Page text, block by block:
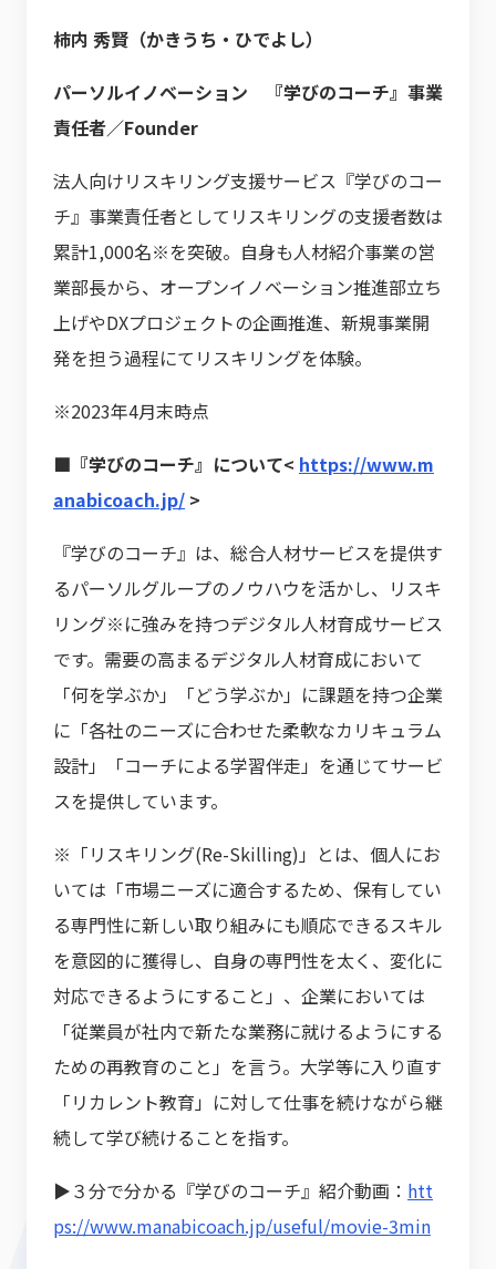
柿内 秀賢（かきうち・ひでよし）
パーソルイノベーション 『学びのコーチ』事業
責任者／Founder
法人向けリスキリング支援サービス『学びのコー
チ』事業責任者としてリスキリングの支援者数は
累計1,000名※を突破。自身も人材紹介事業の営
業部長から、オープンイノベーション推進部立ち
上げやDXプロジェクトの企画推進、新規事業開
発を担う過程にてリスキリングを体験。
※2023年4月末時点
■『学びのコーチ』について< https://www.m
anabicoach.jp/ >
『学びのコーチ』は、総合人材サービスを提供す
るパーソルグループのノウハウを活かし、リスキ
リング※に強みを持つデジタル人材育成サービス
です。需要の高まるデジタル人材育成において
「何を学ぶか」「どう学ぶか」に課題を持つ企業
に「各社のニーズに合わせた柔軟なカリキュラム
設計」「コーチによる学習伴走」を通じてサービ
スを提供しています。
※「リスキリング(Re-Skilling)」とは、個人にお
いては「市場ニーズに適合するため、保有してい
る専門性に新しい取り組みにも順応できるスキル
を意図的に獲得し、自身の専門性を太く、変化に
対応できるようにすること」、企業においては
「従業員が社内で新たな業務に就けるようにする
ための再教育のこと」を言う。大学等に入り直す
「リカレント教育」に対して仕事を続けながら継
続して学び続けることを指す。
▶３分で分かる『学びのコーチ』紹介動画： htt
ps://www.manabicoach.jp/useful/movie-3min